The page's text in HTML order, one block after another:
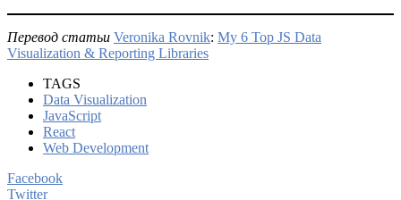
Перевод статьи Veronika Rovnik: My 6 Top JS Data
Visualization & Reporting Libraries
TAGS
Data Visualization
JavaScript
React
Web Development
Facebook
Twitter